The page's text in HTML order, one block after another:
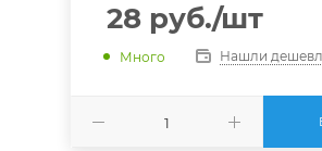
28руб./шт
Много Нашли